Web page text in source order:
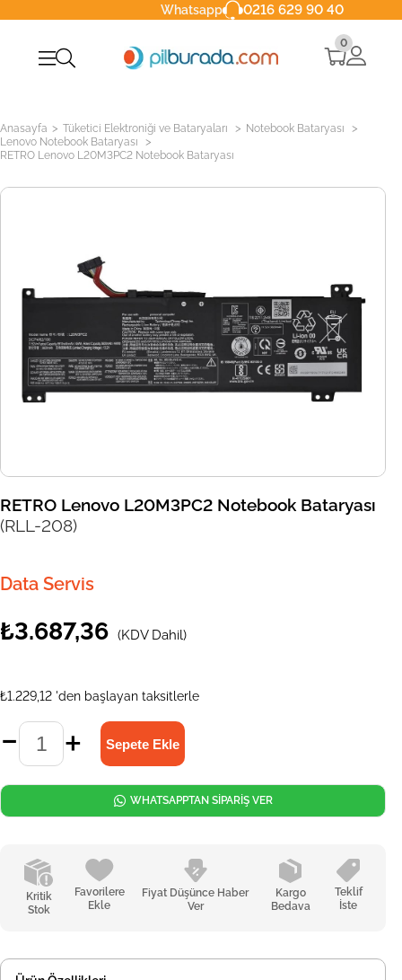
Whatsapp 0216 629 90 40
0
Anasayfa > Tüketici Elektroniği ve Bataryaları > Notebook Bataryası >
Lenovo Notebook Bataryası >
RETRO Lenovo L20M3PC2 Notebook Bataryası
RETRO Lenovo L20M3PC2 Notebook Bataryası
(RLL-208)
Data Servis
₺3.687,36 (KDV Dahil)
₺1.229,12 'den başlayan taksitlerle
Kritik
Stok
Favorilere
Ekle
Fiyat Düşünce Haber
Ver
Kargo
Bedava
Teklif
İste
WHATSAPPTAN SİPARİŞ VER